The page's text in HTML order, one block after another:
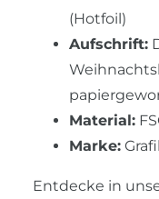
(Hotfoil)
Aufschrift:
Material:
Marke:
Entdecke in